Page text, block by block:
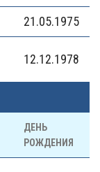
21.05.1975
12.12.1978
ДЕНЬ
РОЖДЕНИЯ